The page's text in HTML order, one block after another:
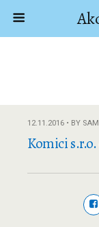
12.11.2016 • BY
Komici